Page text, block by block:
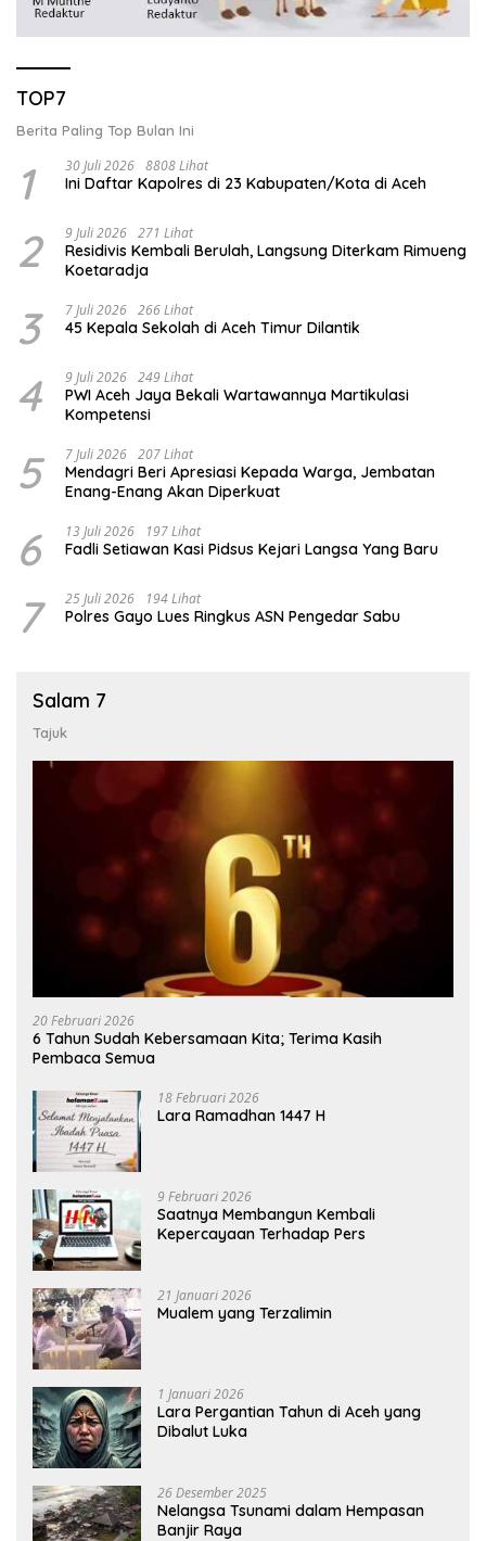
TOP7
Berita Paling Top Bulan Ini
1 30 Juli 2026 8808 Lihat
Ini Daftar Kapolres di 23 Kabupaten/Kota di Aceh
2 9 Juli 2026 271 Lihat
Residivis Kembali Berulah, Langsung Diterkam Rimueng
Koetaradja
3 7 Juli 2026 266 Lihat
45 Kepala Sekolah di Aceh Timur Dilantik
4 9 Juli 2026 249 Lihat
PWI Aceh Jaya Bekali Wartawannya Martikulasi
Kompetensi
5 7 Juli 2026 207 Lihat
Mendagri Beri Apresiasi Kepada Warga, Jembatan
Enang-Enang Akan Diperkuat
6 13 Juli 2026 197 Lihat
Fadli Setiawan Kasi Pidsus Kejari Langsa Yang Baru
7 25 Juli 2026 194 Lihat
Polres Gayo Lues Ringkus ASN Pengedar Sabu
Salam 7
Tajuk
20 Februari 2026
6 Tahun Sudah Kebersamaan Kita; Terima Kasih
Pembaca Semua
18 Februari 2026
Lara Ramadhan 1447 H
9 Februari 2026
Saatnya Membangun Kembali
Kepercayaan Terhadap Pers
21 Januari 2026
Mualem yang Terzalimin
1 Januari 2026
Lara Pergantian Tahun di Aceh yang
Dibalut Luka
26 Desember 2025
Nelangsa Tsunami dalam Hempasan
Banjir Raya